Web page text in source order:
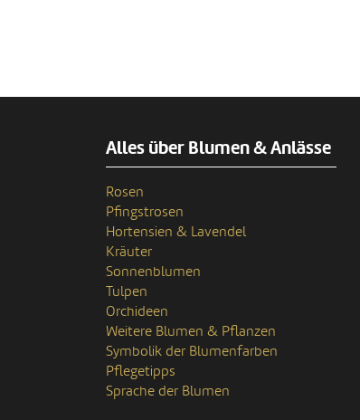
Alles über Blumen & Anlässe
Rosen
Pfingstrosen
Hortensien & Lavendel
Kräuter
Sonnenblumen
Tulpen
Orchideen
Weitere Blumen & Pflanzen
Symbolik der Blumenfarben
Pflegetipps
Sprache der Blumen